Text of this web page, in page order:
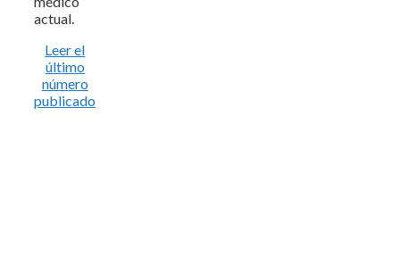
actual.
Leer el
último
número
publicado